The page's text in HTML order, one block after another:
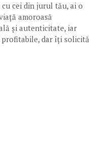
cei din jurul tău, ai o
amoroasă
și autenticitate, iar
dar îți solicită